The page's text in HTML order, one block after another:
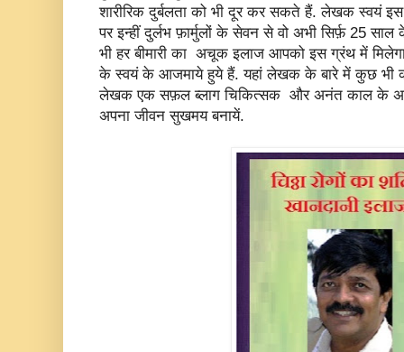
शारीरिक दुर्बलता को भी दूर कर सकते हैं. लेखक स्वयं
पर इन्हीं दुर्लभ फ़ार्मुलों के सेवन से वो अभी सिर्फ़ 25 साल
भी हर बीमारी का अचूक इलाज आपको इस ग्रंथ में
के स्वयं के आजमाये हुये हैं. यहां लेखक के बारे में कुछ भी
लेखक एक सफ़ल ब्लाग चिकित्सक और अनंत काल के
अपना जीवन सुखमय बनायें.